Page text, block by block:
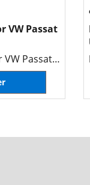
VW Passat
Kuda Console voor VW Passat USA vanaf 2012